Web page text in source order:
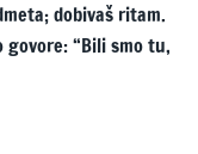
dobivaš ritam.
govore: “Bili smo tu,